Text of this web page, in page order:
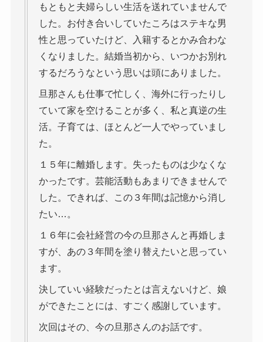
もともと夫婦らしい生活を送れていませんで
した。お付き合いしていたころはステキな男
性と思っていたけど、入籍するとかみ合わな
くなりました。結婚当初から、いつかお別れ
するだろうなという思いは頭にありました。
旦那さんも仕事で忙しく、海外に行ったりし
ていて家を空けることが多く、私と真逆の生
活。子育ては、ほとんど一人でやっていまし
た。
１５年に離婚します。失ったものは少なくな
かったです。芸能活動もあまりできませんで
した。できれば、この３年間は記憶から消し
たい…。
１６年に会社経営の今の旦那さんと再婚しま
すが、あの３年間を塗り替えたいと思ってい
ます。
決していい経験だったとは言えないけど、娘
ができたことには、すごく感謝しています。
次回はその、今の旦那さんのお話です。